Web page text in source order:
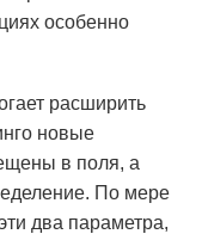
особенно
расширить
новые
в поля, а
По мере
два параметра,